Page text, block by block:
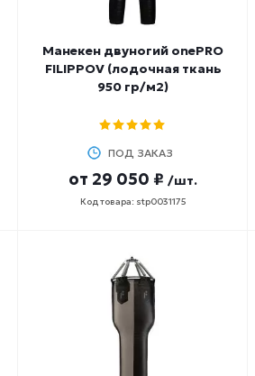
Манекен двуногий onePRO
FILIPPOV (лодочная ткань
950 гр/м2)
ПОД ЗАКАЗ
от 29 050 ₽ /шт.
Код товара: stp0031175